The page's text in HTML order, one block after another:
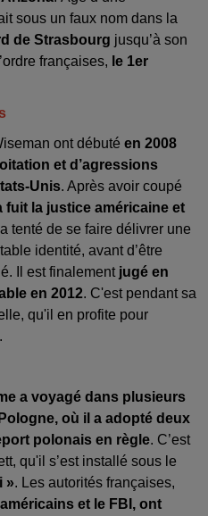
sous un faux nom dans la
de Strasbourg jusqu’à son
françaises, le 1er
ont débuté en 2008
et d’agressions
Unis. Après avoir coupé
fuit la justice américaine et
tenté de se faire délivrer une
identité, avant d’être
Il est finalement jugé en
en 2012. C'est pendant sa
qu'il en profite pour
a voyagé dans plusieurs
où il a adopté deux
polonais en règle. C’est
qu'il s’est installé sous le
». Les autorités françaises,
et le FBI, ont